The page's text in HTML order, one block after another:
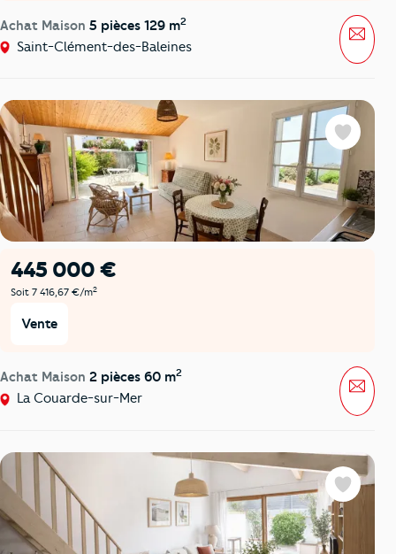
Achat Maison 5 pièces 129 m2
Saint-Clément-des-Baleines
445 000 €
Soit 7 416,67 €/m2
Vente
Achat Maison 2 pièces 60 m2
La Couarde-sur-Mer
Favoris
Favoris